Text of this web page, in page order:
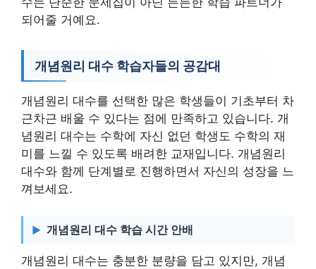
되어줄 거예요.
개념원리 대수 학습자들의 공감대
개념원리 대수를 선택한 많은 학생들이 기초부터 차
근차근 배울 수 있다는 점에 만족하고 있습니다. 개
념원리 대수는 수학에 자신 없던 학생도 수학의 재
미를 느낄 수 있도록 배려한 교재입니다. 개념원리
대수와 함께 단계별로 진행하면서 자신의 성장을 느
껴보세요.
개념원리 대수 학습 시간 안배
개념원리 대수는 충분한 분량을 담고 있지만, 개념